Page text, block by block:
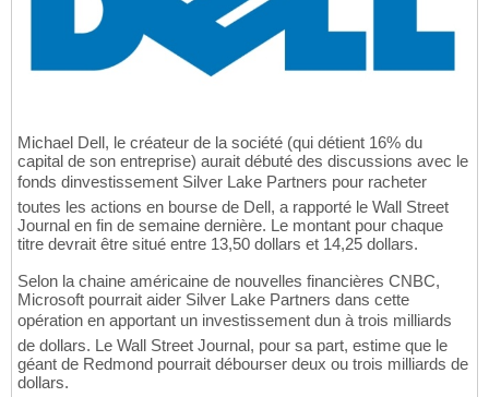
Michael Dell, le créateur de la société (qui détient 16% du
capital de son entreprise) aurait débuté des discussions avec le
fonds dinvestissement Silver Lake Partners pour racheter
toutes les actions en bourse de Dell, a rapporté le Wall Street
Journal en fin de semaine dernière. Le montant pour chaque
titre devrait être situé entre 13,50 dollars et 14,25 dollars.
Selon la chaine américaine de nouvelles financières CNBC,
Microsoft pourrait aider Silver Lake Partners dans cette
opération en apportant un investissement dun à trois milliards
de dollars. Le Wall Street Journal, pour sa part, estime que le
géant de Redmond pourrait débourser deux ou trois milliards de
dollars.